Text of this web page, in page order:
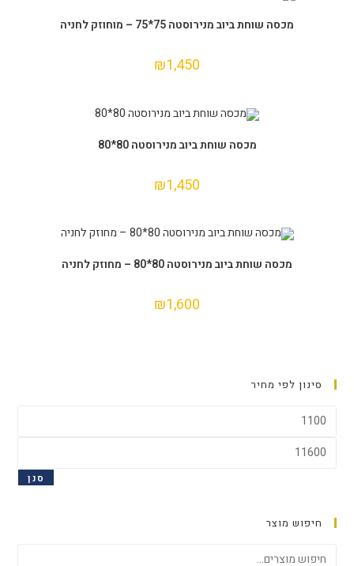
הוספה לסל
מכסה שוחת ביוב מנירוסטה 75*75 – מוחוזק לחניה
₪1,450
מכסה שוחת ביוב מנירוסטה 80*80
₪1,450
הוספה לסל
מכסה שוחת ביוב מנירוסטה 80*80 – מחוזק לחניה
₪1,600
סינון לפי מחיר
סנן
חיפוש מוצר